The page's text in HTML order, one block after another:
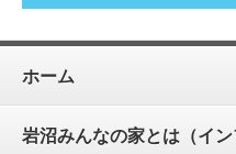
ホーム
岩沼みんなの家とは（イ